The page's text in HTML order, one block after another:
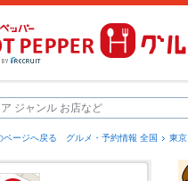
ページへ戻る グルメ・予約情報 全国 東京